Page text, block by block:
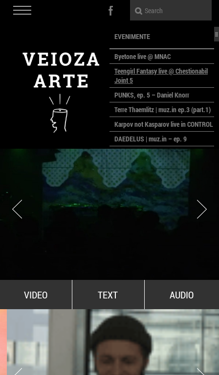
EVENIMENTE
Byetone live @ MNAC
Teengirl Fantasy live @ Chestionabil
Joint 5
PUNKS, ep. 5 – Daniel Knorr
Terre Thaemlitz | muz.in ep.3 (part.1)
Karpov not Kasparov live in CONTROL
DAEDELUS | muz.in – ep. 9
LALELE, LALELE – prima premieră a
anului la MACAZ
CinePOLSKA – filme poloneze la
București
PEOPLE OF ROMANIA se lansează la
galeria Simeza
All Stars For Outernational
VIDEO TEXT AUDIO